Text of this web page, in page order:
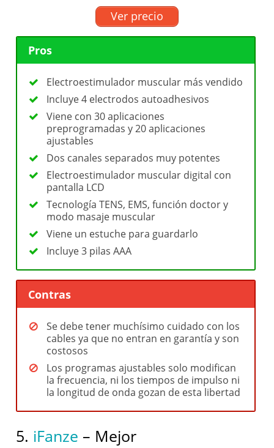
Ver precio
Pros
Electroestimulador muscular más vendido
Incluye 4 electrodos autoadhesivos
Viene con 30 aplicaciones
preprogramadas y 20 aplicaciones
ajustables
Dos canales separados muy potentes
Electroestimulador muscular digital con
pantalla LCD
Tecnología TENS, EMS, función doctor y
modo masaje muscular
Viene un estuche para guardarlo
Incluye 3 pilas AAA
Contras
Se debe tener muchísimo cuidado con los
cables ya que no entran en garantía y son
costosos
Los programas ajustables solo modifican
la frecuencia, ni los tiempos de impulso ni
la longitud de onda gozan de esta libertad
5. iFanze – Mejor